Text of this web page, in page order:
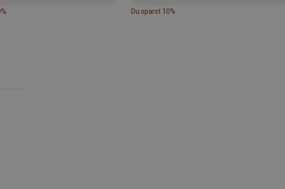
Du sparst 10%